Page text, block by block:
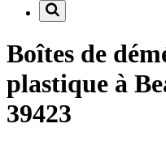
Boîtes de
plastique à
39423